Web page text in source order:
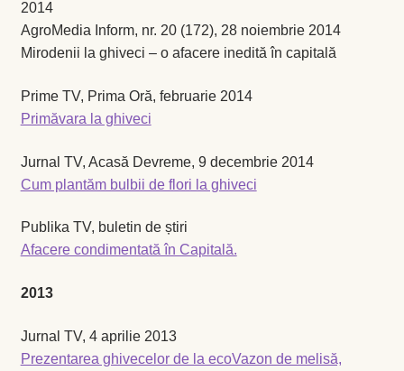
Home
Ardei iute
Busuioc
Busuioc roşu
Cimbru de grădină
2014
AgroMedia Inform, nr. 20 (172), 28 noiembrie 2014
Mirodenii la ghiveci – o afacere inedită în capitală
Prime TV, Prima Oră, februarie 2014
Primăvara la ghiveci
Jurnal TV, Acasă Devreme, 9 decembrie 2014
Cum plantăm bulbii de flori la ghiveci
Publika TV, buletin de știri
Afacere condimentată în Capitală.
2013
Jurnal TV, 4 aprilie 2013
Prezentarea ghivecelor de la ecoVazon de melisă,